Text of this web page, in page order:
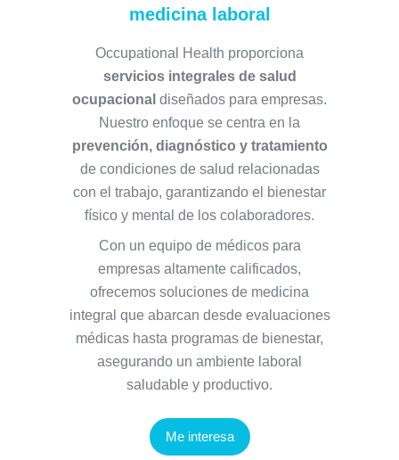
medicina laboral
Occupational Health proporciona
servicios integrales de salud
ocupacional diseñados para empresas.
Nuestro enfoque se centra en la
prevención, diagnóstico y tratamiento
de condiciones de salud relacionadas
con el trabajo, garantizando el bienestar
físico y mental de los colaboradores.
Con un equipo de médicos para
empresas altamente calificados,
ofrecemos soluciones de medicina
integral que abarcan desde evaluaciones
médicas hasta programas de bienestar,
asegurando un ambiente laboral
saludable y productivo.
Me interesa